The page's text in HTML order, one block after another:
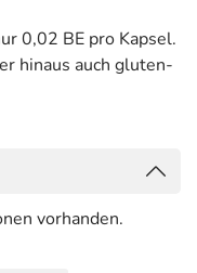
0,02 BE pro Kapsel.
hinaus auch gluten-
vorhanden.